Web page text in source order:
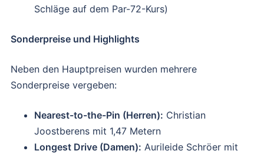
Schläge auf dem Par-72-Kurs)
Sonderpreise und Highlights
Neben den Hauptpreisen wurden mehrere
Sonderpreise vergeben:
Nearest-to-the-Pin (Herren): Christian
Joostberens mit 1,47 Metern
Longest Drive (Damen): Aurileide Schröer mit